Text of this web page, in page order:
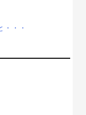
・・・